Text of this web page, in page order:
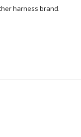
harness brand.